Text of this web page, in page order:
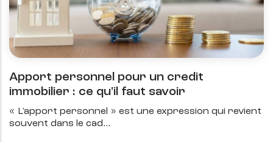
Apport personnel pour un credit
immobilier : ce qu'il faut savoir
« L'apport personnel » est une expression qui revient
souvent dans le cad